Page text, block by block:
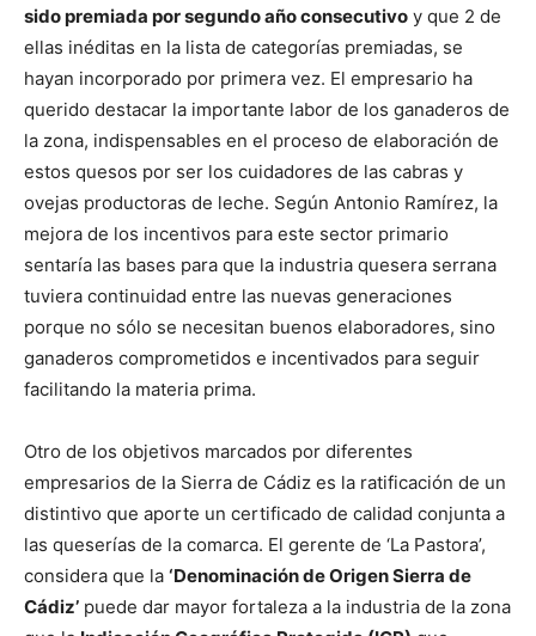
sido premiada por segundo año consecutivo y que 2 de
ellas inéditas en la lista de categorías premiadas, se
hayan incorporado por primera vez. El empresario ha
querido destacar la importante labor de los ganaderos de
la zona, indispensables en el proceso de elaboración de
estos quesos por ser los cuidadores de las cabras y
ovejas productoras de leche. Según Antonio Ramírez, la
mejora de los incentivos para este sector primario
sentaría las bases para que la industria quesera serrana
tuviera continuidad entre las nuevas generaciones
porque no sólo se necesitan buenos elaboradores, sino
ganaderos comprometidos e incentivados para seguir
facilitando la materia prima.
Otro de los objetivos marcados por diferentes
empresarios de la Sierra de Cádiz es la ratificación de un
distintivo que aporte un certificado de calidad conjunta a
las queserías de la comarca. El gerente de ‘La Pastora’,
considera que la ‘Denominación de Origen Sierra de
Cádiz’ puede dar mayor fortaleza a la industria de la zona